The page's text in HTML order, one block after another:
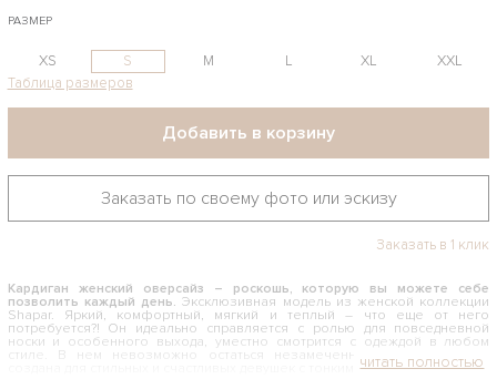
РАЗМЕР
XS S M L XL
XXL
Таблица размеров
Добавить в корзину
Заказать по своему фото или эскизу
Заказать в 1 клик
Кардиган женский оверсайз – роскошь, которую вы можете себе
позволить каждый день. Эксклюзивная модель из женской коллекции
Shapar. Яркий, комфортный, мягкий и теплый – что еще от него
потребуется?! Он идеально справляется с ролью для повседневной
носки и особенного выхода, уместно смотрится с одеждой в любом
стиле. В нем невозможно остаться незамеченной, ведь эта вещь
создана для стильных и счастливых девушек с тонким вкусом.